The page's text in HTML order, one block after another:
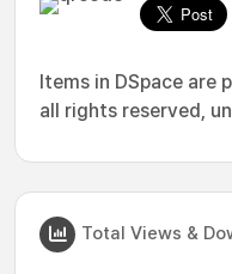
Items in DSpace
all rights reserved,
Total Views &